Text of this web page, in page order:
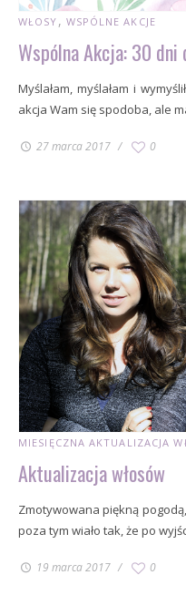
WŁOSY WSPÓLNE AKCJE
Wspólna Akcja: 30 dni
Myślałam, myślałam i
akcja Wam się spodoba, ale
27 marca 2017 0
MIESIĘCZNA AKTUALIZACJA
Aktualizacja włosów
Zmotywowana piękną
poza tym wiało tak, że po
19 marca 2017 0